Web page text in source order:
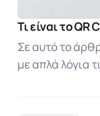
Τι είναι το QR
Σε αυτό το
με απλά λόγια